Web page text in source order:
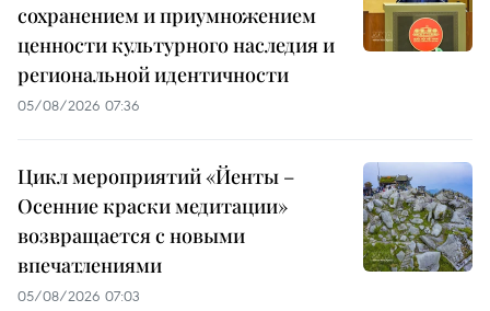
сохранением и приумножением
ценности культурного наследия и
региональной идентичности
05/08/2026 07:36
Цикл мероприятий «Йенты –
Осенние краски медитации»
возвращается с новыми
впечатлениями
05/08/2026 07:03